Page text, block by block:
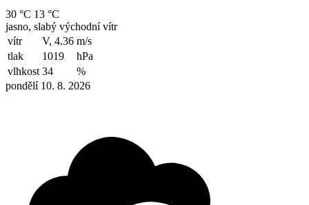
30 °C 13 °C
jasno, slabý východní vítr
vítr
V, 4.36 m/s
tlak
1019
hPa
vlhkost 34
%
pondělí 10. 8. 2026